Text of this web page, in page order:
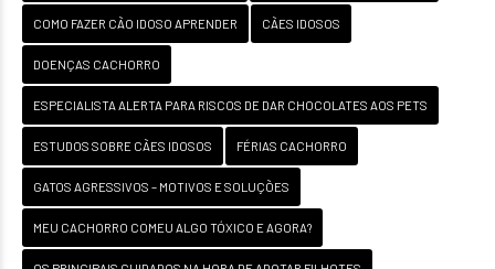
COMO FAZER CÃO IDOSO APRENDER CÃES IDOSOS
DOENÇAS CACHORRO
ESPECIALISTA ALERTA PARA RISCOS DE DAR CHOCOLATES AOS PETS
ESTUDOS SOBRE CÃES IDOSOS FÉRIAS CACHORRO
GATOS AGRESSIVOS – MOTIVOS E SOLUÇÕES
MEU CACHORRO COMEU ALGO TÓXICO E AGORA?